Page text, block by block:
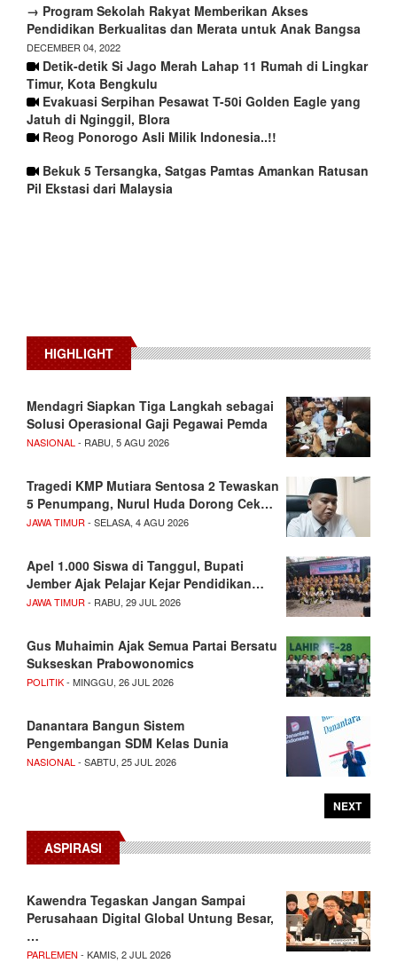
→ Program Sekolah Rakyat Memberikan Akses
Pendidikan Berkualitas dan Merata untuk Anak Bangsa
DECEMBER 04, 2022
Detik-detik Si Jago Merah Lahap 11 Rumah di Lingkar
Timur, Kota Bengkulu
Evakuasi Serpihan Pesawat T-50i Golden Eagle yang
Jatuh di Nginggil, Blora
Reog Ponorogo Asli Milik Indonesia..!!
Bekuk 5 Tersangka, Satgas Pamtas Amankan Ratusan
Pil Ekstasi dari Malaysia
HIGHLIGHT
Mendagri Siapkan Tiga Langkah sebagai
Solusi Operasional Gaji Pegawai Pemda
NASIONAL - RABU, 5 AGU 2026
Tragedi KMP Mutiara Sentosa 2 Tewaskan
5 Penumpang, Nurul Huda Dorong Cek…
JAWA TIMUR - SELASA, 4 AGU 2026
Apel 1.000 Siswa di Tanggul, Bupati
Jember Ajak Pelajar Kejar Pendidikan…
JAWA TIMUR - RABU, 29 JUL 2026
Gus Muhaimin Ajak Semua Partai Bersatu
Sukseskan Prabowonomics
POLITIK- MINGGU, 26 JUL 2026
Danantara Bangun Sistem
Pengembangan SDM Kelas Dunia
NASIONAL - SABTU, 25 JUL 2026
NEXT
ASPIRASI
Kawendra Tegaskan Jangan Sampai
Perusahaan Digital Global Untung Besar,
…
PARLEMEN - KAMIS, 2 JUL 2026